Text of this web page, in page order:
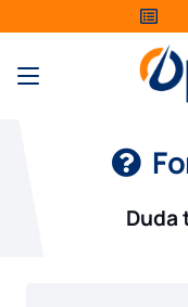
Duda